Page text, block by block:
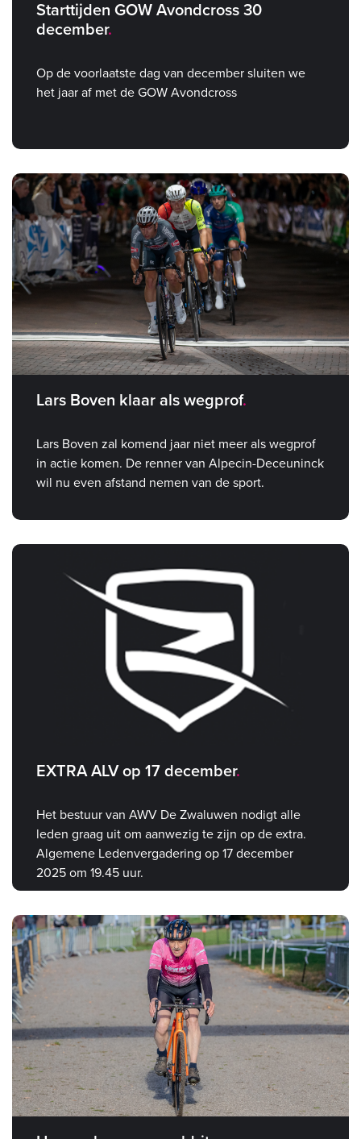
Starttijden GOW Avondcross 30
december
Op de voorlaatste dag van december sluiten we
het jaar af met de GOW Avondcross
Lars Boven klaar als wegprof
Lars Boven zal komend jaar niet meer als wegprof
in actie komen. De renner van Alpecin-Deceuninck
wil nu even afstand nemen van de sport.
EXTRA ALV op 17 december
Het bestuur van AWV De Zwaluwen nodigt alle
leden graag uit om aanwezig te zijn op de extra.
Algemene Ledenvergadering op 17 december
2025 om 19.45 uur.